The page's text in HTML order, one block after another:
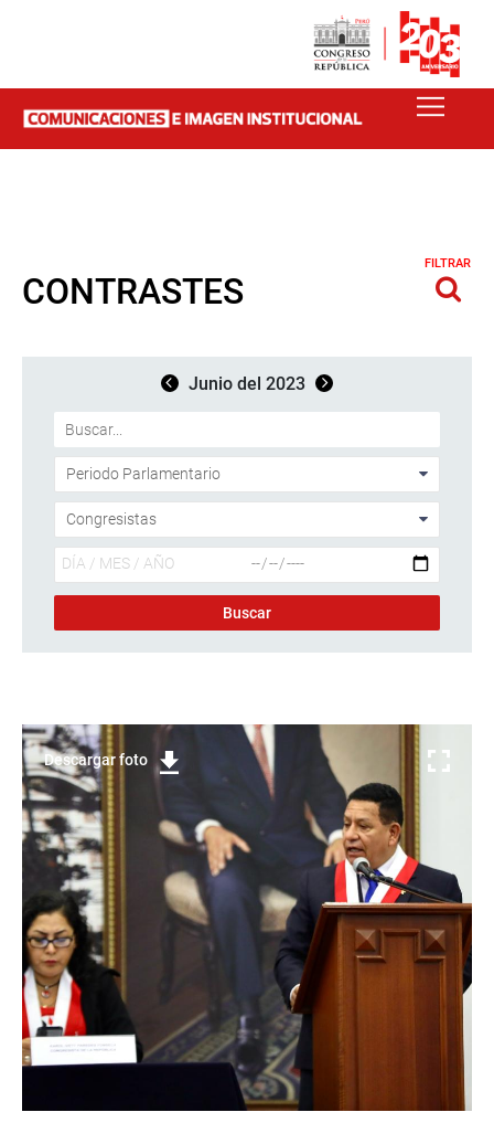
CONTRASTES
FILTRAR
Junio del 2023
Descargar foto